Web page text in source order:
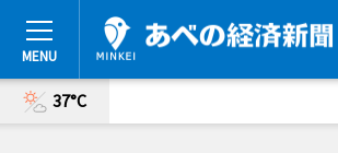
37°C